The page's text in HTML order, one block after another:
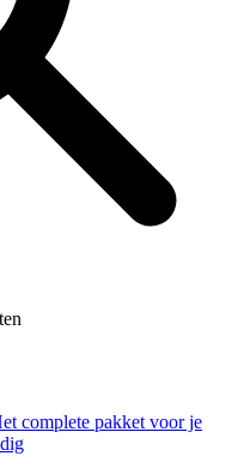
complete pakket voor je